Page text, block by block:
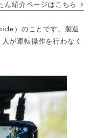
ん紹介ページはこちら
）のことです。製造
が運転操作を行わなく